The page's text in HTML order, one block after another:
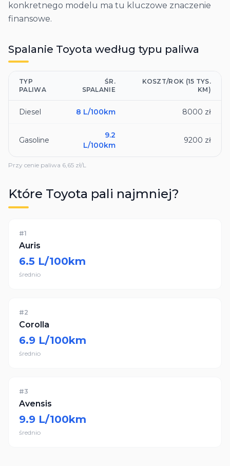
konkretnego modelu ma tu kluczowe znaczenie
finansowe.
Spalanie Toyota według typu paliwa
TYP
PALIWA
ŚR.
SPALANIE
KOSZT/ROK (15 TYS.
KM)
Diesel 8 L/100km 8000 zł
Gasoline
9.2
L/100km
9200 zł
Przy cenie paliwa 6,65 zł/L
Które Toyota pali najmniej?
#1
Auris
6.5 L/100km
średnio
#2
Corolla
6.9 L/100km
średnio
#3
Avensis
9.9 L/100km
średnio